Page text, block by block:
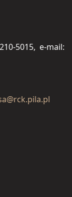
5015, e-mail: